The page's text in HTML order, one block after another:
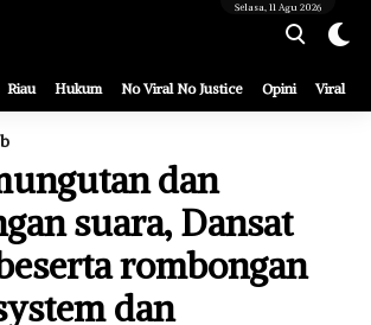
Riau Hukum No Viral No Justice Opini Viral
Selasa, 11 Agu 2026
dan
suara, Dansat
rombongan
dan